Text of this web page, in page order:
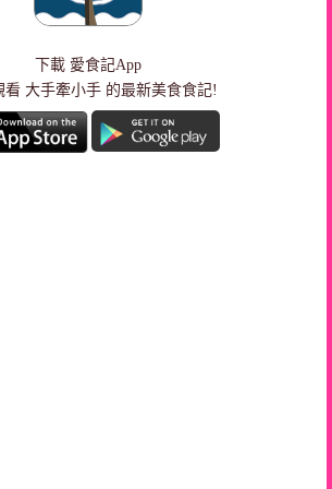
下載 愛食記App
看 大手牽小手 的最新美食食記!